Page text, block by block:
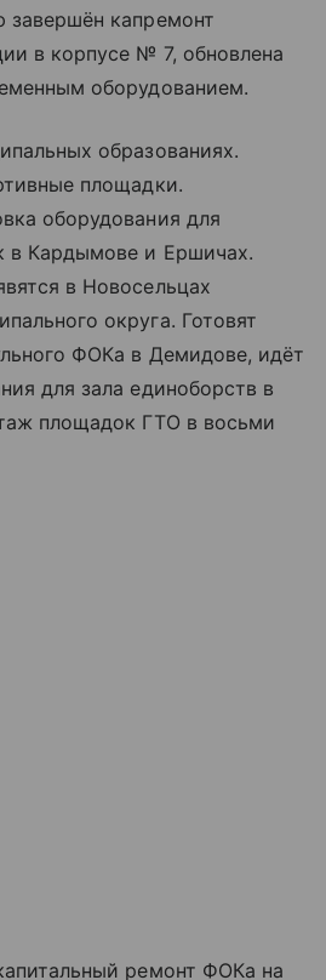
завершён капремонт
в корпусе № 7, обновлена
оборудованием.
образованиях.
площадки.
оборудования для
в Кардымове и Ершичах.
в Новосельцах
округа. Готовят
ФОКа в Демидове, идёт
для зала единоборств в
площадок ГТО в восьми
ремонт ФОКа на